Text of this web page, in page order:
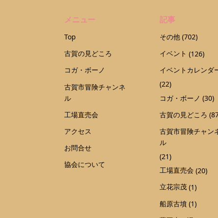
メニュー
Top
古賀の見どころ
コガ・ボーノ
古賀市冒険チャンネ
ル
工場直売会
アクセス
お問合せ
協会について
記事
その他 (702)
イベント (126)
イベントカレンダ
(22)
コガ・ボーノ (30)
古賀の見どころ
古賀市冒険チャン
ル
(21)
工場直売会 (20)
立花宗茂 (1)
船原古墳 (1)